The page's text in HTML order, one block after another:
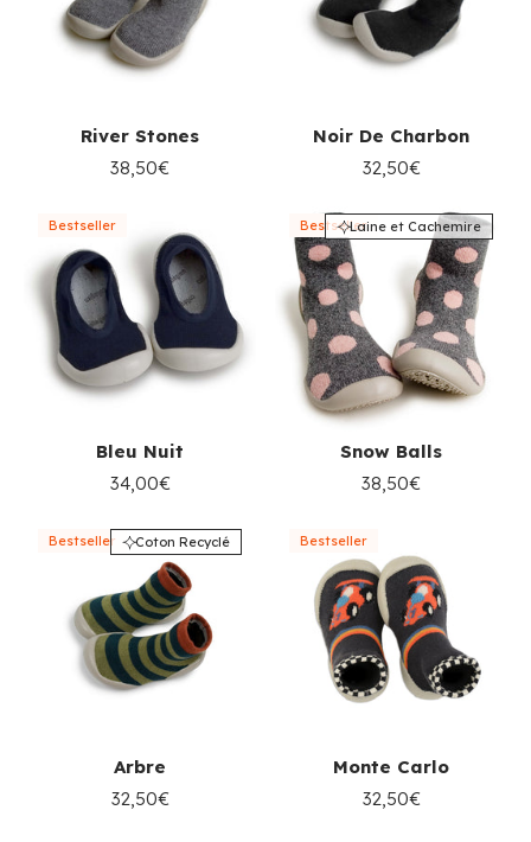
River Stones
38,50€
Noir De Charbon
32,50€
Bestseller
Bleu Nuit
34,00€
BestsellerLaine et Cachemire
Snow Balls
38,50€
Bestseller Coton Recyclé
Arbre
32,50€
Bestseller
Monte Carlo
32,50€